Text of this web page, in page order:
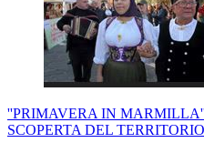
''PRIMAVERA IN
SCOPERTA DEL TERRITORIO